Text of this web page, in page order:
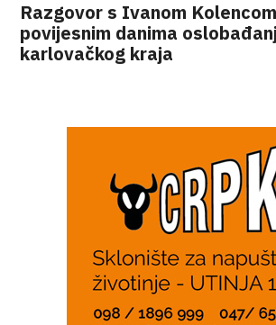
Razgovor s Ivanom
povijesnim danima
karlovačkog kraja